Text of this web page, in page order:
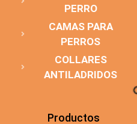
PERRO
CAMAS PARA
PERROS
COLLARES
ANTILADRIDOS
Productos